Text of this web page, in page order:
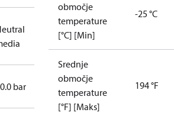
bar
območje
temperature
[°C] [Min]
-25 °C
Srednje
območje
temperature
[°F] [Maks]
194 °F